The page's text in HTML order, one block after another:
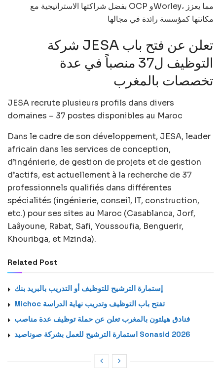
بفضل شراكتها الاستراتيجية مع OCP وWorley، مما يعزز
مكانتها كمؤسسة رائدة في مجالها
شركة JESA تعلن عن فتح باب
التوظيف ل37 منصباً في عدة
تخصصات بالمغرب
JESA recrute plusieurs profils dans divers
domaines – 37 postes disponibles au Maroc
Dans le cadre de son développement, JESA, leader
africain dans les services de conception,
d’ingénierie, de gestion de projets et de gestion
d’actifs, est actuellement à la recherche de 37
professionnels qualifiés dans différentes
spécialités (ingénierie, conseil, IT, construction,
etc.) pour ses sites au Maroc (Casablanca, Jorf,
Laâyoune, Rabat, Safi, Youssoufia, Benguerir,
Khouribga, et Mzinda).
Related Post
إستمارة الترشيح للتوظيف أو التدريب بالبريد بنك
Michoc تفتح باب التوظيف وتدريب نهاية الدراسة
فنادق هيلتون بالمغرب تعلن عن حملة توظيف عدة مناصب
استمارة الترشيح للعمل بشركة صوناصيد Sonasid 2026